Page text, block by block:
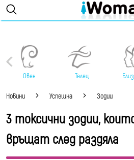
Овен Телец
Новини Успешна Зодии
3 токсични зодии,
връщат след раздяла